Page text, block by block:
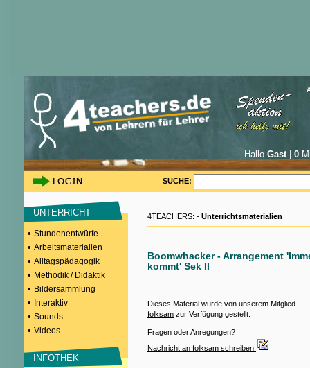
Hallo Gast| 0
SUCHE:
UNTERRICHT
• Stundenentwürfe
• Arbeitsmaterialien
• Alltagspädagogik
• Methodik / Didaktik
• Bildersammlung
• Interaktiv
• Sounds
• Videos
INFOTHEK
4TEACHERS: - Unterrichtsmaterialien
Boomwhacker - Arrangement
kommt' Sek II
Dieses Material wurde von unserem Mitglied
folksam zur Verfügung gestellt.
Fragen oder Anregungen?
Nachricht an folksam schreiben